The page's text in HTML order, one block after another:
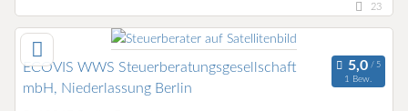
23
ECOVIS WWS Steuerberatungsgesellschaft
mbH, Niederlassung Berlin
1 Bew.